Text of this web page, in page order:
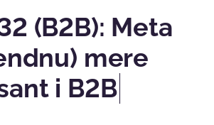
(B2B): Meta
mere
i B2B